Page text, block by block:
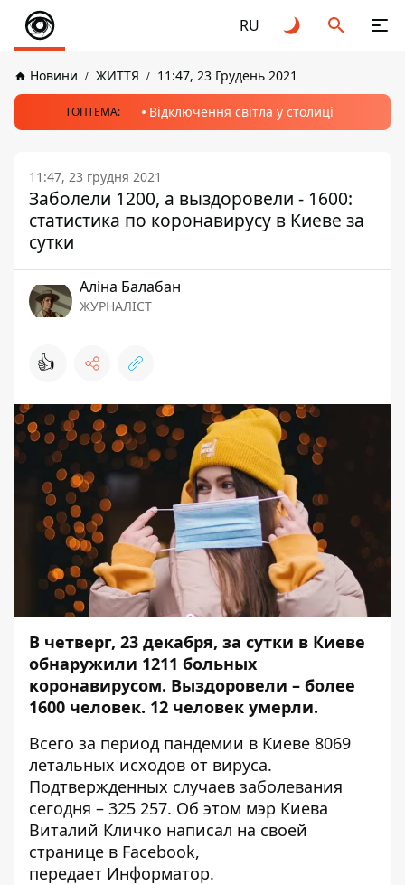
RU
Новини ЖИТТЯ 11:47, 23 Грудень 2021
ТОПТЕМА: Відключення світла у столиці
11:47, 23 грудня 2021
Заболели 1200, а выздоровели - 1600:
статистика по коронавирусу в Киеве за
сутки
Аліна Балабан
ЖУРНАЛІСТ
👍
В четверг, 23 декабря, за сутки в Киеве
обнаружили 1211 больных
коронавирусом. Выздоровели – более
1600 человек. 12 человек умерли.
Всего за период пандемии в Киеве 8069
летальных исходов от вируса.
Подтвержденных случаев заболевания
сегодня – 325 257. Об этом мэр Киева
Виталий Кличко написал на своей
странице в Facebook,
передает Информатор.